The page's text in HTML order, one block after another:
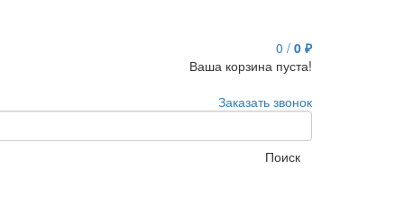
0 / 0 ₽
Ваша корзина пуста!
Заказать звонок
Поиск